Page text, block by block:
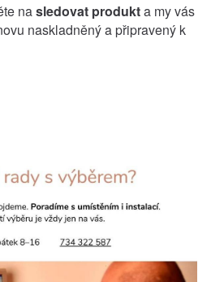
nasledovat produkta my vás
naskladněný a připravený k